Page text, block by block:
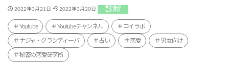
2022年3月21日 2022年3月20日 診断
Youtube Youtubeチャンネル コイラボ
ナジャ・グランディーバ 占い 恋愛 男女向け
秘密の恋愛研究所